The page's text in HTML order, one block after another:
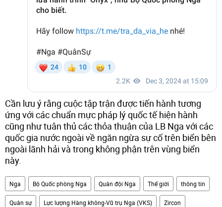
Cần lưu ý rằng cuộc tập trận được tiến hành tương
ứng với các chuẩn mực pháp lý quốc tế hiện hành
cũng như tuân thủ các thỏa thuận của LB Nga với các
quốc gia nước ngoài về ngăn ngừa sự cố trên biển bên
ngoài lãnh hải và trong không phận trên vùng biển
này.
Nga Bộ Quốc phòng Nga Quân đội Nga Thế giới thông tin
Quân sự Lực lượng Hàng không-Vũ trụ Nga (VKS) Zircon